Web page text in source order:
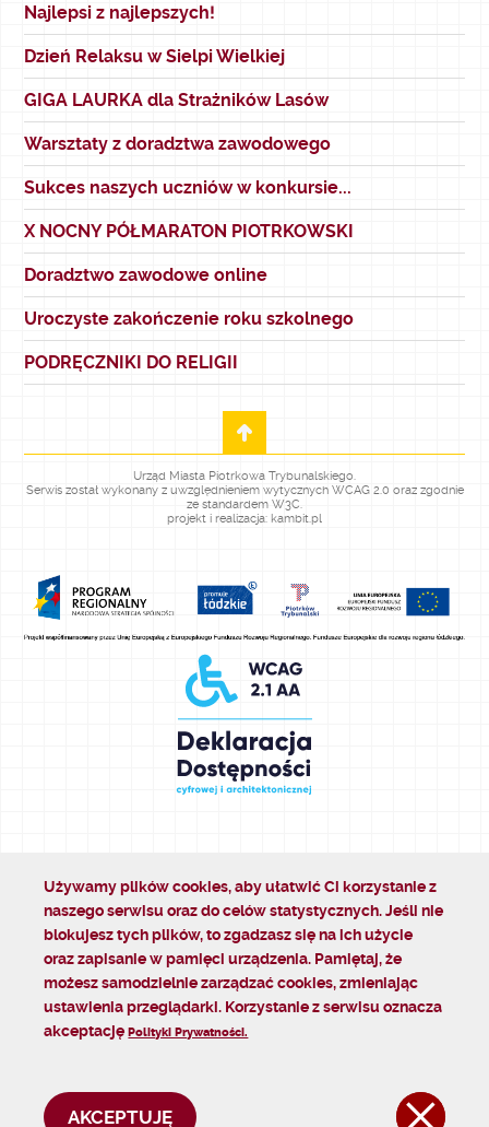
Najlepsi z najlepszych!
Dzień Relaksu w Sielpi Wielkiej
GIGA LAURKA dla Strażników Lasów
Warsztaty z doradztwa zawodowego
Sukces naszych uczniów w konkursie...
X NOCNY PÓŁMARATON PIOTRKOWSKI
Doradztwo zawodowe online
Uroczyste zakończenie roku szkolnego
PODRĘCZNIKI DO RELIGII
Urząd Miasta Piotrkowa Trybunalskiego.
Serwis został wykonany z uwzględnieniem wytycznych WCAG 2.0 oraz zgodnie
ze standardem W3C.
projekt i realizacja: kambit.pl
Używamy plików cookies, aby ułatwić Ci korzystanie z
naszego serwisu oraz do celów statystycznych. Jeśli nie
blokujesz tych plików, to zgadzasz się na ich użycie
oraz zapisanie w pamięci urządzenia. Pamiętaj, że
możesz samodzielnie zarządzać cookies, zmieniając
ustawienia przeglądarki. Korzystanie z serwisu oznacza
akceptacjęPolityki Prywatności.
AKCEPTUJĘ